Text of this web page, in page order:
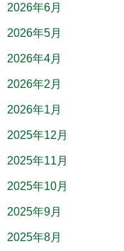
2026年6月
2026年5月
2026年4月
2026年2月
2026年1月
2025年12月
2025年11月
2025年10月
2025年9月
2025年8月